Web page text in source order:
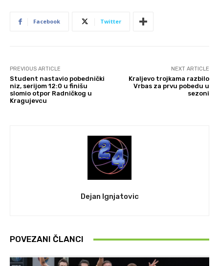
Facebook Twitter
PREVIOUS ARTICLE
Student nastavio pobednički
niz, serijom 12:0 u finišu
slomio otpor Radničkog u
Kragujevcu
NEXT ARTICLE
Kraljevo trojkama razbilo
Vrbas za prvu pobedu u
sezoni
Dejan Ignjatovic
POVEZANI ČLANCI